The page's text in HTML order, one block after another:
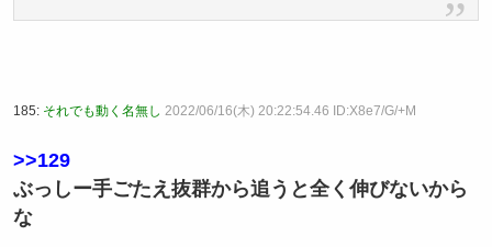
185: それでも動く名無し 2022/06/16(木) 20:22:54.46 ID:X8e7/G/+M
>>129
ぶっしー手ごたえ抜群から追うと全く伸びないから
な